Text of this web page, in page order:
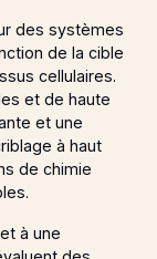
des systèmes
de la cible
cellulaires.
et de haute
et une
à haut
de chimie
à une